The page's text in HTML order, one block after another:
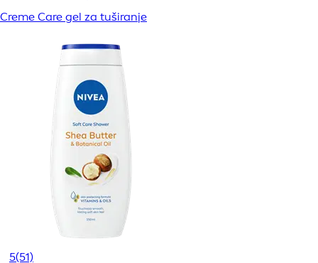
Creme Care gel za tuširanje
5(51)